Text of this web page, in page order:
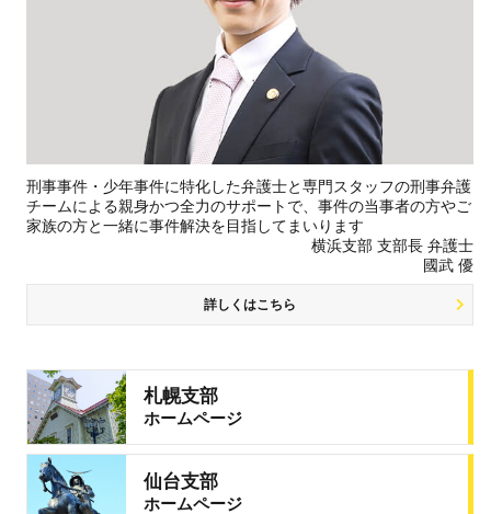
刑事事件・少年事件に特化した弁護士と専門スタッフの刑事弁護
チームによる親身かつ全力のサポートで、事件の当事者の方やご
家族の方と一緒に事件解決を目指してまいります
横浜支部 支部長 弁護士
國武 優
詳しくはこちら
札幌支部
ホームページ
仙台支部
ホームページ